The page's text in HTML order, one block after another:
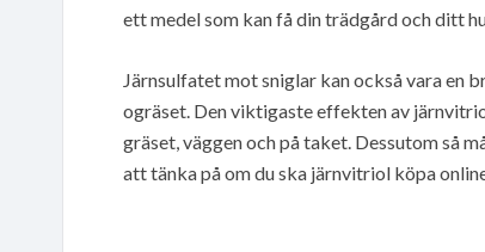
ett medel som kan få din trädgård och ditt
Järnsulfatet mot sniglar kan också vara en
ogräset. Den viktigaste effekten av
gräset, väggen och på taket. Dessutom så
att tänka på om du ska järnvitriol köpa